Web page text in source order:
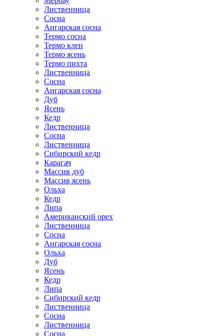
Лиственница
Сосна
Ангарская сосна
Термо сосна
Термо клен
Термо ясень
Термо пихта
Лиственница
Сосна
Ангарская сосна
Дуб
Ясень
Кедр
Лиственница
Сосна
Лиственница
Сибирский кедр
Карагач
Массив дуб
Массив ясень
Ольха
Кедр
Липа
Американский орех
Лиственница
Сосна
Ангарская сосна
Ольха
Дуб
Ясень
Кедр
Липа
Сибирский кедр
Лиственница
Сосна
Лиственница
Сосна